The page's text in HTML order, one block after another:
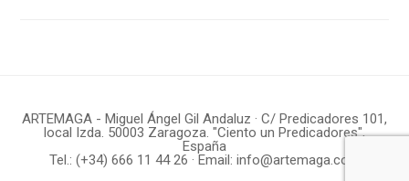
ARTEMAGA - Miguel Ángel Gil Andaluz · C/ Predicadores 101,
local Izda. 50003 Zaragoza. "Ciento un Predicadores",
España
Tel.: (+34) 666 11 44 26 · Email: info@artemaga.com